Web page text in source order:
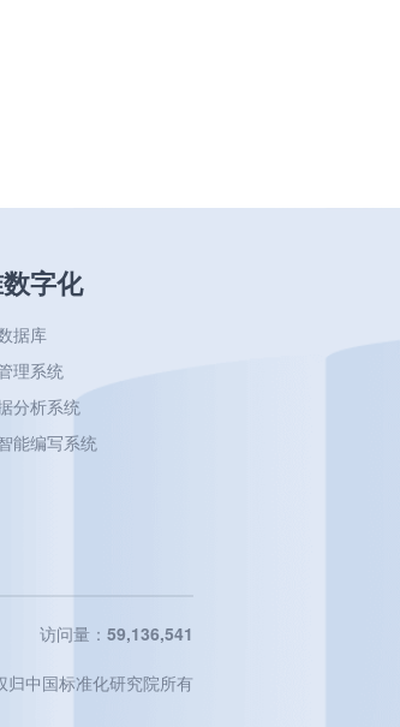
字化
据库
理系统
分析系统
能编写系统
访问量： 59,136,541
归中国标准化研究院所有